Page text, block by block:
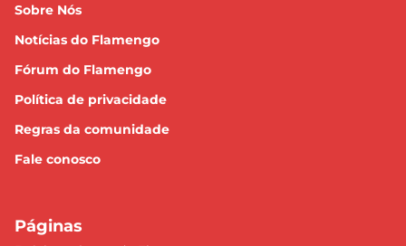
Sobre Nós
Notícias do Flamengo
Fórum do Flamengo
Política de privacidade
Regras da comunidade
Fale conosco
Páginas